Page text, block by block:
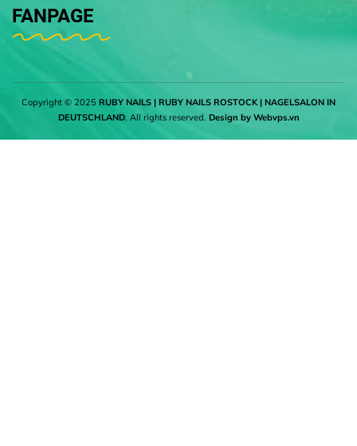
FANPAGE
Copyright © 2025 RUBY NAILS | RUBY NAILS ROSTOCK | NAGELSALON IN
DEUTSCHLAND. All rights reserved. Design by Webvps.vn